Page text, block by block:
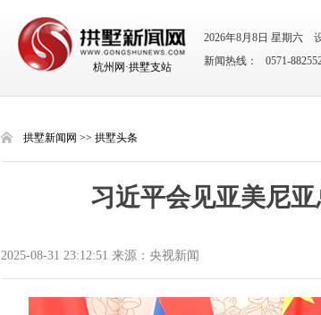
杭州网·拱墅支站
2026年8月8日 星期六
新闻热线： 0571-
拱墅新闻网 >> 拱墅头条
习近平会见亚美尼
2025-08-31 23:12:51 来源：央视新闻